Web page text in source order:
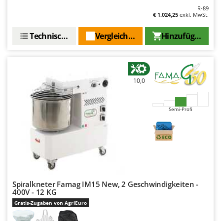
Schnitzer
Shindaiwa
Silky
Simatech
Sirman
Skil
Smartwood
Snapper
Solidur
Spice Electronics
R-89
€ 1.024,25 exkl. MwSt.
Hinzufügen
Vergleichen Sie
Technische Daten
10,0
Semi-Profi
Spiralkneter Famag IM15 New, 2 Geschwindigkeiten -
400V - 12 KG
Gratis-Zugaben von AgriEuro